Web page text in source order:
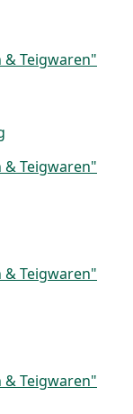
Teigwaren"
Teigwaren"
Teigwaren"
Teigwaren"